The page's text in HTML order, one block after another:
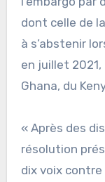
dont celle de
à s’abstenir
en juillet 2021,
Ghana, du
« Après des
résolution
dix voix